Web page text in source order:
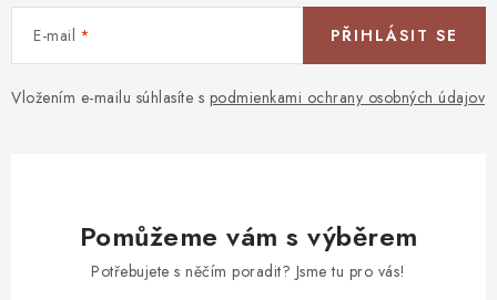
E-mail
Vložením e-mailu súhlasíte s podmienkami ochrany osobných údajov
PŘIHLÁSIT SE
Pomůžeme vám s výběrem
Potřebujete s něčím poradit? Jsme tu pro vás!